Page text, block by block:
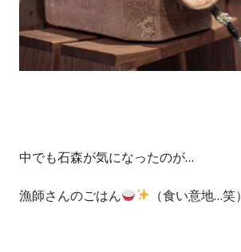
中でも石森が気になったのが…
漁師さんのごはん （食い意地…笑）